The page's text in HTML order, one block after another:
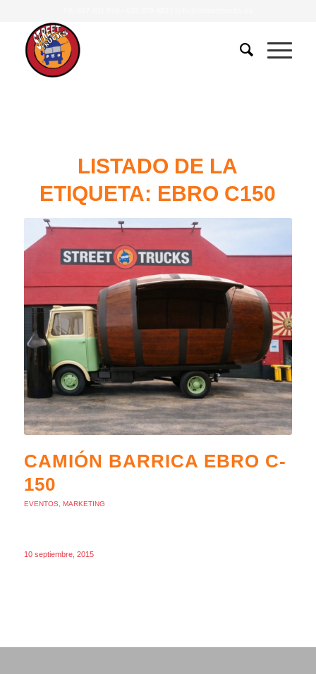
LISTADO DE LA
ETIQUETA: EBRO C150
CAMIÓN BARRICA EBRO C-
150
EVENTOS MARKETING
10 septiembre, 2015